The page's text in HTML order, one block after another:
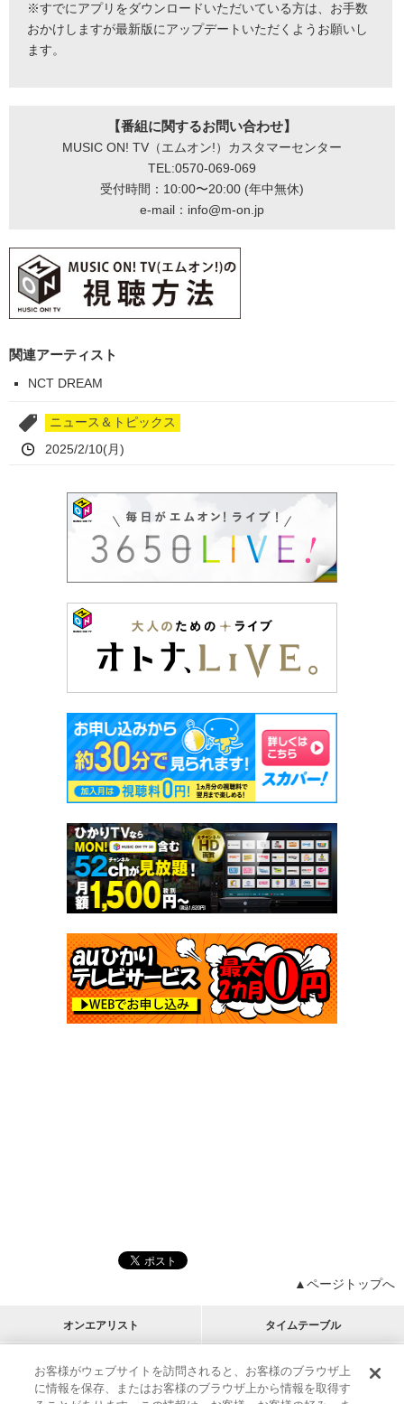
※すでにアプリをダウンロードいただいている方は、お手数
おかけしますが最新版にアップデートいただくようお願いし
ます。
【番組に関するお問い合わせ】
MUSIC ON! TV（エムオン!）カスタマーセンター
TEL:0570-069-069
受付時間：10:00〜20:00 (年中無休)
e-mail：info@m-on.jp
関連アーティスト
NCT DREAM
ニュース＆トピックス
2025/2/10(月)
▲ページトップへ
オンエアリスト タイムテーブル
プログラムリスト チャート
アーティストリスト
M-ON!
リクエスト
お客様がウェブサイトを訪問されると、お客様のブラウザ上
に情報を保存、またはお客様のブラウザ上から情報を取得す